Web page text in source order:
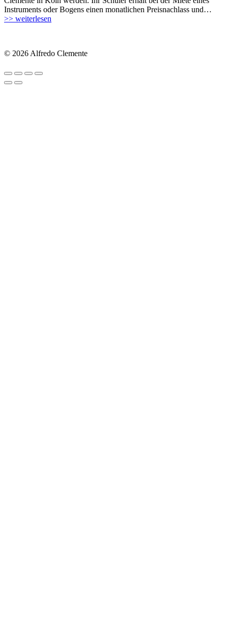
Instruments oder Bogens einen monatlichen Preisnachlass und…
>> weiterlesen
© 2026 Alfredo Clemente